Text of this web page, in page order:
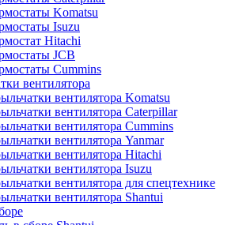
Komatsu
Isuzu
Hitachi
JCB
Cummins
вентилятора
вентилятора Komatsu
вентилятора Caterpillar
вентилятора Cummins
вентилятора Yanmar
вентилятора Hitachi
вентилятора Isuzu
вентилятора для спецтехнике
вентилятора Shantui